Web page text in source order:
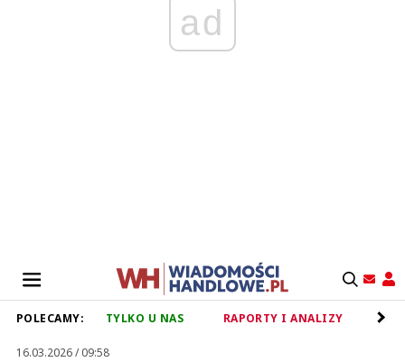
ad
POLECAMY: TYLKO U NAS RAPORTY I ANALIZY
16.03.2026 / 09:58